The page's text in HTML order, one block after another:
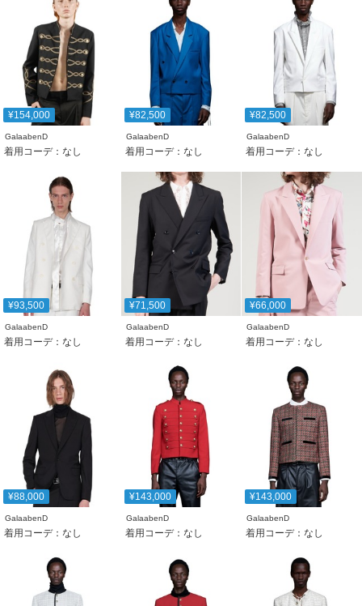
¥154,000
GalaabenD
着用コーデ：なし
¥82,500
GalaabenD
着用コーデ：なし
¥82,500
GalaabenD
着用コーデ：なし
¥93,500
GalaabenD
着用コーデ：なし
¥71,500
GalaabenD
着用コーデ：なし
¥66,000
GalaabenD
着用コーデ：なし
¥88,000
GalaabenD
着用コーデ：なし
¥143,000
GalaabenD
着用コーデ：なし
¥143,000
GalaabenD
着用コーデ：なし